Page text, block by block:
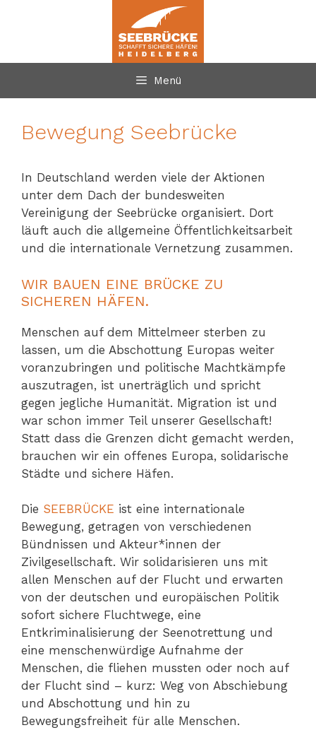
Menü
Bewegung Seebrücke
In Deutschland werden viele der Aktionen
unter dem Dach der bundesweiten
Vereinigung der Seebrücke organisiert. Dort
läuft auch die allgemeine Öffentlichkeitsarbeit
und die internationale Vernetzung zusammen.
WIR BAUEN EINE BRÜCKE ZU
SICHEREN HÄFEN.
Menschen auf dem Mittelmeer sterben zu
lassen, um die Abschottung Europas weiter
voranzubringen und politische Machtkämpfe
auszutragen, ist unerträglich und spricht
gegen jegliche Humanität. Migration ist und
war schon immer Teil unserer Gesellschaft!
Statt dass die Grenzen dicht gemacht werden,
brauchen wir ein offenes Europa, solidarische
Städte und sichere Häfen.
Die SEEBRÜCKE ist eine internationale
Bewegung, getragen von verschiedenen
Bündnissen und Akteur*innen der
Zivilgesellschaft. Wir solidarisieren uns mit
allen Menschen auf der Flucht und erwarten
von der deutschen und europäischen Politik
sofort sichere Fluchtwege, eine
Entkriminalisierung der Seenotrettung und
eine menschenwürdige Aufnahme der
Menschen, die fliehen mussten oder noch auf
der Flucht sind – kurz: Weg von Abschiebung
und Abschottung und hin zu
Bewegungsfreiheit für alle Menschen.